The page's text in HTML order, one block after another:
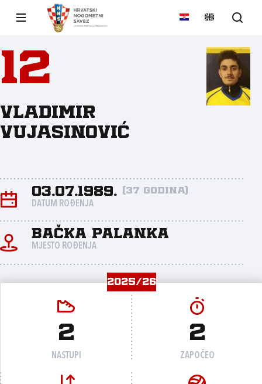
12
Vladimir
Vujasinović
03.07.1989. (37 godina)
DATUM ROĐENJA
Bačka Palanka
MJESTO ROĐENJA
2025/26
2
NASTUPI
2
ZAPOČEO